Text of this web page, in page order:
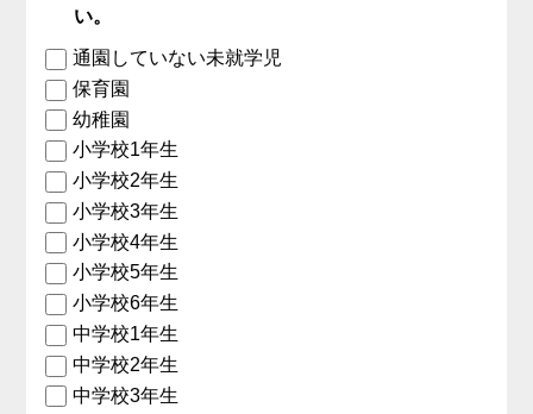
い。
通園していない未就学児
保育園
幼稚園
小学校1年生
小学校2年生
小学校3年生
小学校4年生
小学校5年生
小学校6年生
中学校1年生
中学校2年生
中学校3年生